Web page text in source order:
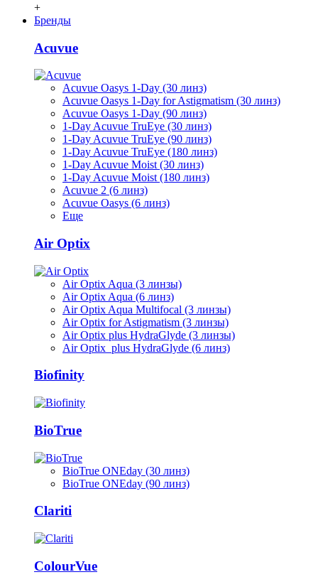
+
Бренды
Acuvue
Acuvue Oasys 1-Day (30 линз)
Acuvue Oasys 1-Day for Astigmatism (30 линз)
Acuvue Oasys 1-Day (90 линз)
1-Day Acuvue TruEye (30 линз)
1-Day Acuvue TruEye (90 линз)
1-Day Acuvue TruEye (180 линз)
1-Day Acuvue Moist (30 линз)
1-Day Acuvue Moist (180 линз)
Acuvue 2 (6 линз)
Acuvue Oasys (6 линз)
Еще
Air Optix
Air Optix Aqua (3 линзы)
Air Optix Aqua (6 линз)
Air Optix Aqua Multifocal (3 линзы)
Air Optix for Astigmatism (3 линзы)
Air Optix plus HydraGlyde (3 линзы)
Air Optix plus HydraGlyde (6 линз)
Biofinity
BioTrue
BioTrue ONEday (30 линз)
BioTrue ONEday (90 линз)
Clariti
ColourVue